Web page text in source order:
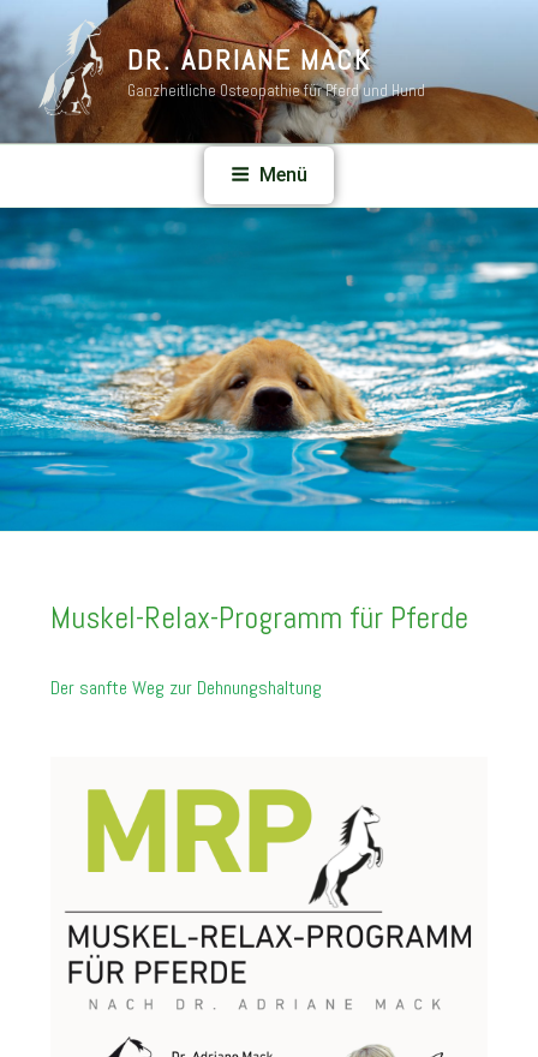
DR. ADRIANE MACK
Ganzheitliche Osteopathie für Pferd und Hund
Menü
Muskel-Relax-Programm für Pferde
Der sanfte Weg zur Dehnungshaltung